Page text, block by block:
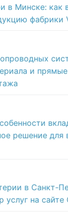
в Минске: как
фабрики
и
решение для
в Санкт-
услуг на сайте